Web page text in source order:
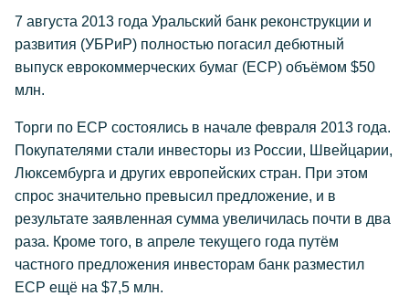
7 августа 2013 года Уральский банк реконструкции и
развития (УБРиР) полностью погасил дебютный
выпуск еврокоммерческих бумаг (ECP) объёмом $50
млн.
Торги по ЕСР состоялись в начале февраля 2013 года.
Покупателями стали инвесторы из России, Швейцарии,
Люксембурга и других европейских стран. При этом
спрос значительно превысил предложение, и в
результате заявленная сумма увеличилась почти в два
раза. Кроме того, в апреле текущего года путём
частного предложения инвесторам банк разместил
ECP ещё на $7,5 млн.